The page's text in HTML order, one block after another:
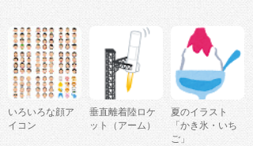
いろいろな顔ア
イコン
垂直離着陸ロケ
ット（アーム）
夏のイラスト
「かき氷・いち
ご」